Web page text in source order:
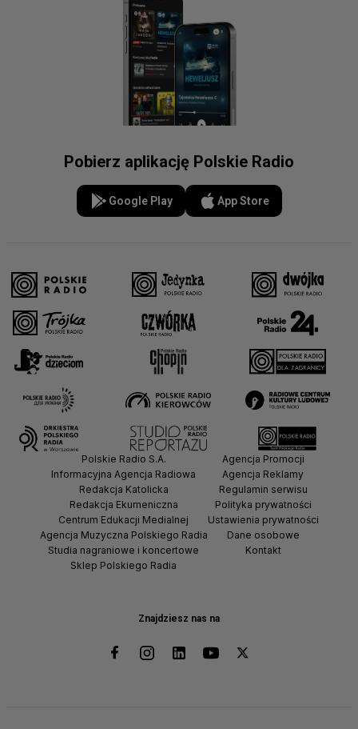
Pobierz aplikację Polskie Radio
Google Play App Store
Znajdziesz nas na
Polskie Radio S.A.
Informacyjna Agencja Radiowa
Redakcja Katolicka
Redakcja Ekumeniczna
Centrum Edukacji Medialnej
Agencja Muzyczna Polskiego Radia
Studia nagraniowe i koncertowe
Sklep Polskiego Radia
Agencja Promocji
Agencja Reklamy
Regulamin serwisu
Polityka prywatności
Ustawienia prywatności
Dane osobowe
Kontakt